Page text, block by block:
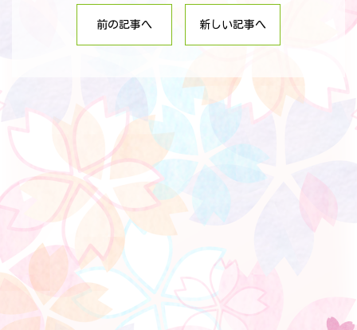
前の記事へ 新しい記事へ